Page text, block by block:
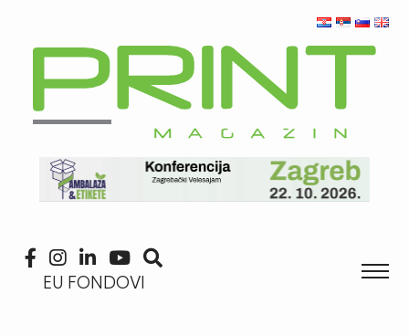
EU FONDOVI